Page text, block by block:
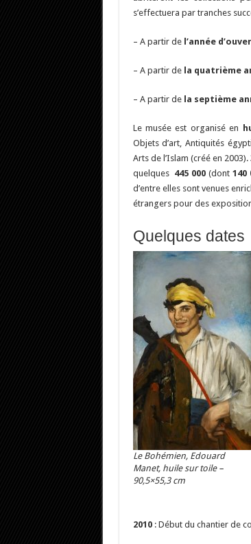
s’effectuera par tranches
– A partir de l’année
– A partir de la quatrième
– A partir de la septième
Le musée est organisé en
Objets d’art, Antiquités
Arts de l’Islam (créé en 2003).
quelques 445 000(dont 140
d’entre elles sont venues
étrangers pour des
Quelques dates
Le Bohémien, Edouard
Manet, huile sur toile –
90,5×55,3 cm
2010: Début du chantier de